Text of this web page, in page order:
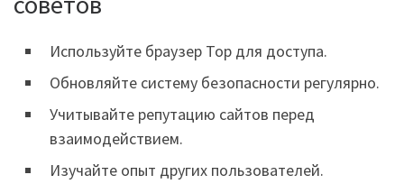
Используйте браузер Тор для доступа.
Обновляйте систему безопасности регулярно.
Учитывайте репутацию сайтов перед
взаимодействием.
Изучайте опыт других пользователей.